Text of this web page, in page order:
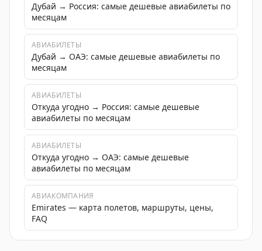
Дубай → Россия: самые дешевые авиабилеты по
месяцам
АВИАБИЛЕТЫ
Дубай → ОАЭ: самые дешевые авиабилеты по
месяцам
АВИАБИЛЕТЫ
Откуда угодно → Россия: самые дешевые
авиабилеты по месяцам
АВИАБИЛЕТЫ
Откуда угодно → ОАЭ: самые дешевые
авиабилеты по месяцам
АВИАКОМПАНИЯ
Emirates — карта полетов, маршруты, цены,
FAQ